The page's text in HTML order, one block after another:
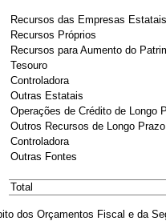
Recursos das Empresas Estatais
Recursos Próprios
Recursos para Aumento do
Tesouro
Controladora
Outras Estatais
Operações de Crédito de Longo
Outros Recursos de Longo Prazo
Controladora
Outras Fontes
Total
dos Orçamentos Fiscal e da